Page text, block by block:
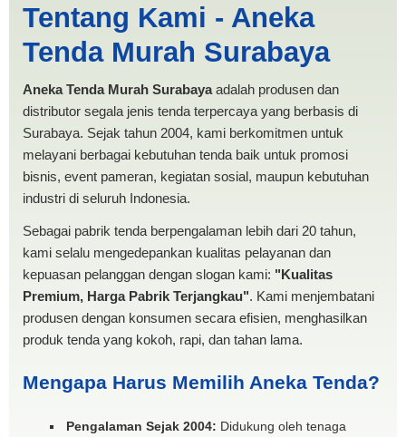
PRODUKSI ANEKA TENDA
MURAH
Tentang Kami - Aneka
Tenda Murah Surabaya
Aneka Tenda Murah Surabayaadalah produsen dan
distributor segala jenis tenda terpercaya yang berbasis di
Surabaya. Sejak tahun 2004, kami berkomitmen untuk
melayani berbagai kebutuhan tenda baik untuk promosi
bisnis, event pameran, kegiatan sosial, maupun kebutuhan
industri di seluruh Indonesia.
Sebagai pabrik tenda berpengalaman lebih dari 20 tahun,
kami selalu mengedepankan kualitas pelayanan dan
kepuasan pelanggan dengan slogan kami: "Kualitas
Premium, Harga Pabrik Terjangkau". Kami menjembatani
produsen dengan konsumen secara efisien, menghasilkan
produk tenda yang kokoh, rapi, dan tahan lama.
Mengapa Harus Memilih Aneka Tenda?
Pengalaman Sejak 2004: Didukung oleh tenaga